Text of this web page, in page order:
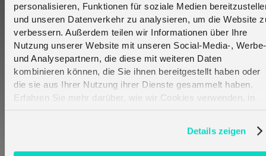
personalisieren, Funktionen für soziale Medien
und unseren Datenverkehr zu analysieren, um die Website
verbessern. Außerdem teilen wir Informationen über Ihre
Nutzung unserer Website mit unseren Social-Media-, Werbe-
und Analysepartnern, die diese mit weiteren Daten
kombinieren können, die Sie ihnen bereitgestellt haben oder
die sie aus Ihrer Nutzung ihrer Dienste gesammelt haben.
Erfahren Sie mehr darüber, wie wir Cookies verwenden, in
Details zeigen
verarbeiten. Ein kostenloses Online-Portal, das
von melita.io bereitgestellt wird, hilft
Partnerunternehmen wie iPLON Solution, oder
Wasserwirtschaftsunternehmen, den Überblick
über alle intelligenten Geräte in Echtzeit zu
behalten, was diesen letztendlich Zeit und Geld
spart. Die ständige Verarbeitung des
dazu bei Wasser zu sparen und eine
nachhaltigere Zukunft anzustreben.